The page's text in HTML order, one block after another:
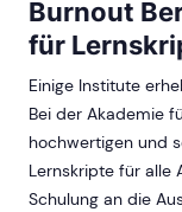
Burnout
für
Einige Institute
Bei der Akademie
hochwertigen und
Lernskripte für alle
Schulung an die